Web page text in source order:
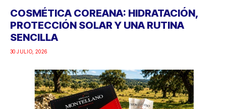
COSMÉTICA COREANA: HIDRATACIÓN,
PROTECCIÓN SOLAR Y UNA RUTINA
SENCILLA
30 JULIO, 2026